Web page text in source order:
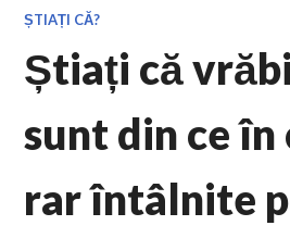
ȘTIAȚI CĂ?
Știați că
sunt din ce în
rar întâlnite